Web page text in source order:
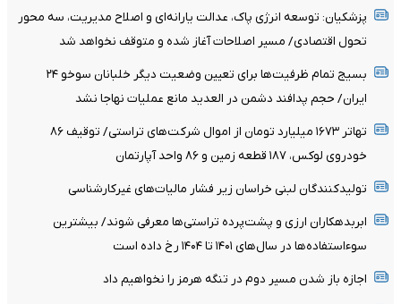
پزشکیان: توسعه انرژی پاک، عدالت یارانه‌ای و اصلاح مدیریت، سه محور
تحول اقتصادی/ مسیر اصلاحات آغاز شده و متوقف نخواهد شد
بسیج تمام ظرفیت‌ها برای تعیین وضعیت دیگر خلبانان سوخو ۲۴
ایران/ حجم پدافند دشمن در العدید مانع عملیات نهاجا نشد
تهاتر ۱۶۷۳ میلیارد تومان از اموال شرکت‌های تراستی/ توقیف ۸۶
خودروی لوکس، ۱۸۷ قطعه زمین و ۸۶ واحد آپارتمان
تولیدکنندگان لبنی خراسان زیر فشار مالیات‌های غیرکارشناسی
ابربدهکاران ارزی و پشت‌پرده تراستی‌ها معرفی شوند/ بیشترین
سوءاستفاده‌ها در سال‌های ۱۴۰۱ تا ۱۴۰۴ رخ داده است
اجازه باز شدن مسیر دوم در تنگه هرمز را نخواهیم داد